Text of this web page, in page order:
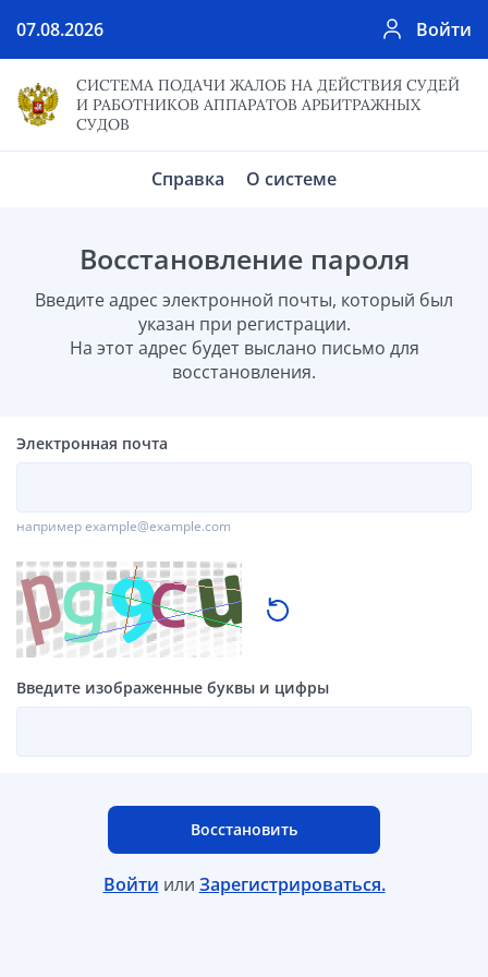
07.08.2026 Войти
СИСТЕМА ПОДАЧИ ЖАЛОБ НА ДЕЙСТВИЯ СУДЕЙ
И РАБОТНИКОВ АППАРАТОВ АРБИТРАЖНЫХ
СУДОВ
Справка О системе
Восстановление пароля
Введите адрес электронной почты, который был
указан при регистрации.
На этот адрес будет выслано письмо для
восстановления.
Электронная почта
например example@example.com
Введите изображенные буквы и цифры
Восстановить
Войти или Зарегистрироваться.